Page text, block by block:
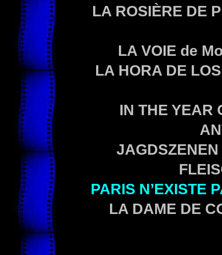
LA ROSIÈRE DE
LA VOIE de
LA HORA DE
IN THE YEAR
PARIS N’EXISTE
LA DAME DE